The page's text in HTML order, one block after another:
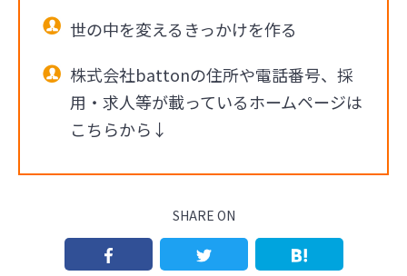
世の中を変えるきっかけを作る
株式会社battonの住所や電話番号、採
用・求人等が載っているホームページは
こちらから↓
SHARE ON